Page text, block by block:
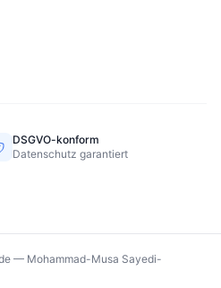
DSGVO-konform
Datenschutz garantiert
— Mohammad-Musa Sayedi-